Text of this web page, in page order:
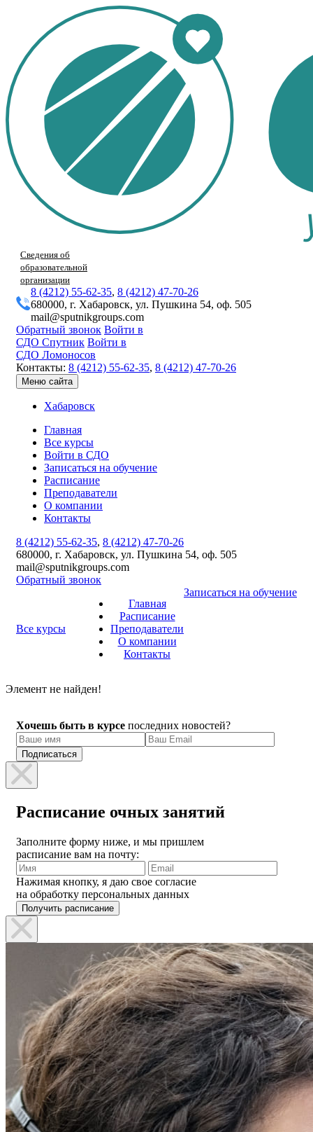
Сведения об
образовательной
организации
8 (4212) 55-62-35, 8 (4212) 47-70-26
680000, г. Хабаровск, ул. Пушкина 54, оф. 505
mail@sputnikgroups.com
Обратный звонок Войти в
СДО Спутник Войти в
СДО Ломоносов
Контакты: 8 (4212) 55-62-35, 8 (4212) 47-70-26
Меню сайта
Хабаровск
Главная
Все курсы
Войти в СДО
Записаться на обучение
Расписание
Преподаватели
О компании
Контакты
8 (4212) 55-62-35, 8 (4212) 47-70-26
680000, г. Хабаровск, ул. Пушкина 54, оф. 505
mail@sputnikgroups.com
Обратный звонок
Все курсы
Главная
Расписание
Преподаватели
О компании
Контакты
Записаться на обучение
Элемент не найден!
Хочешь быть в курсе последних новостей?
Расписание очных занятий
Заполните форму ниже, и мы пришлем
расписание вам на почту:
Нажимая кнопку, я даю свое согласие
на обработку персональных данных